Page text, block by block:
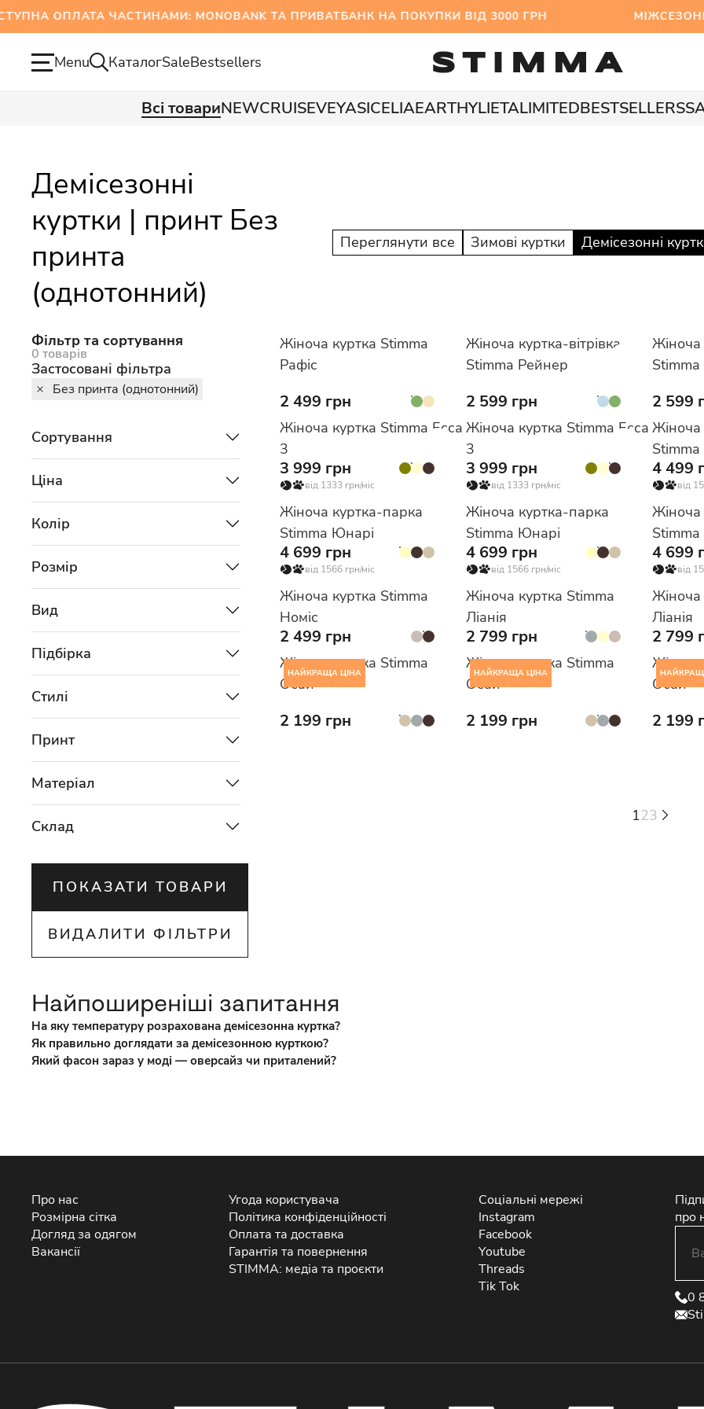
ОПЛАТА ЧАСТИНАМИ: MONOBANK ТА ПРИВАТБАНК НА ПОКУПКИ ВІД 3000 ГРН МІЖСЕЗОННИЙ
Menu КаталогSaleBestsellers
Всі товариNEWCRUISEVEYASICELIAEARTHYLIETALIMITEDBESTSELLERS
Демісезонні
куртки | принт Без
принта
(однотонний)
Переглянути все Зимові куртки Демісезонні
Фільтр та сортування
0 товарів
Застосовані фільтра
Без принта (однотонний)
Сортування
Ціна
Колір
Розмір
Вид
Підбірка
Стилі
Принт
Матеріал
Склад
ПОКАЗАТИ ТОВАРИ
ВИДАЛИТИ ФІЛЬТРИ
Жіноча куртка Stimma
Рафіс
2 499 грн
Жіноча куртка-вітрівка
Stimma Рейнер
2 599 грн
Жіноча
2 599
Жіноча куртка Stimma Есса
3
3 999 грн
від 1333 грн/міс
Жіноча куртка Stimma Есса
3
3 999 грн
від 1333 грн/міс
Жіноча
Stimma
4 499
від
Жіноча куртка-парка
Stimma Юнарі
4 699 грн
від 1566 грн/міс
Жіноча куртка-парка
Stimma Юнарі
4 699 грн
від 1566 грн/міс
Жіноча
4 699
від
Жіноча куртка Stimma
Номіс
2 499 грн
Жіноча куртка Stimma
Ліанія
2 799 грн
Жіноча
Ліанія
2 799
НАЙКРАЩА ЦІНА
Жіноча куртка Stimma
Осай
2 199 грн
НАЙКРАЩА ЦІНА
Жіноча куртка Stimma
Осай
2 199 грн
Жіноча
Осай
2 199
123
Найпоширеніші запитання
На яку температуру розрахована демісезонна куртка?
Як правильно доглядати за демісезонною курткою?
Який фасон зараз у моді — оверсайз чи приталений?
Про нас
Розмірна сітка
Догляд за одягом
Вакансії
Угода користувача
Політика конфіденційності
Оплата та доставка
Гарантія та повернення
STIMMA: медіа та проєкти
Соціальні мережі
Instagram
Facebook
Youtube
Threads
Tik Tok
про
0